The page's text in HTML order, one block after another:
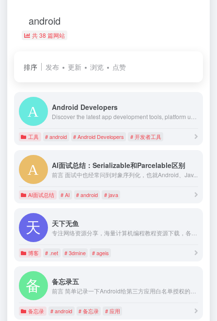
android
共 38 篇网站
排序 发布 更新 浏览 点赞
Android Developers
工具 # android # Android Developers # 开发者工具
AI面试总结：Serializable和Parcelable区别
前言 面试中也经常问到对象序列化，也就Android、Jav...
AI面试总结 # AI # android # java
天下无鱼
博客 # .net # 3dmine # ageis
备忘录五
备忘录 # android # 备忘录 # 应用